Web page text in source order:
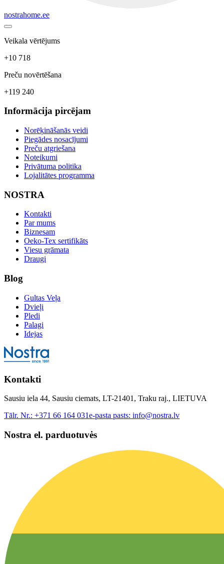
nostrahome.ee
Veikala vērtējums
+10 718
Preču novērtēšana
+119 240
Informācija pircējam
Norēķināšanās veidi
Piegādes nosacījumi
Preču atgriešana
Noteikumi
Privātuma politika
Lojalitātes programma
NOSTRA
Kontakti
Par mums
Biznesam
Oeko-Tex sertifikāts
Viesu grāmata
Draugi
Blog
Gultas Veļa
Dvieļi
Pledi
Palagi
Idejas
Kontakti
Sausiu iela 44, Sausiu ciemats, LT-21401, Traku raj., LIETUVA
Tālr. Nr.: +371 66 164 031e-pasta pasts: info@nostra.lv
Nostra el. parduotuvės